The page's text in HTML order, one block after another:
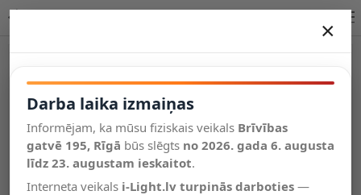
Salīdzināt
Vēlmju
saraksts
Valodas
×
Darba laika izmaiņas
Informējam, ka mūsu fiziskais veikals Brīvības
gatvē 195, Rīgā būs slēgts no 2026. gada 6. augusta
līdz 23. augustam ieskaitot.
Interneta veikals i-Light.lv turpinās darboties —